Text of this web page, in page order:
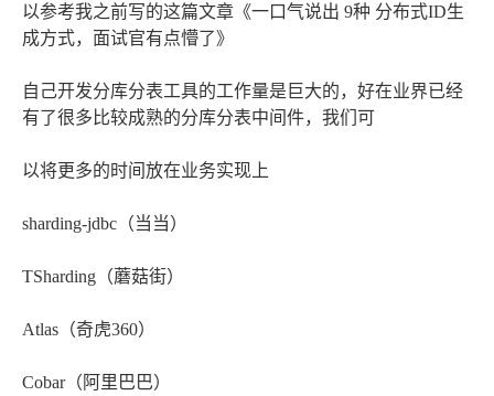
以参考我之前写的这篇文章《一口气说出 9种 分布式ID生
成方式，面试官有点懵了》
自己开发分库分表工具的工作量是巨大的，好在业界已经
有了很多比较成熟的分库分表中间件，我们可
以将更多的时间放在业务实现上
sharding-jdbc（当当）
TSharding（蘑菇街）
Atlas（奇虎360）
Cobar（阿里巴巴）